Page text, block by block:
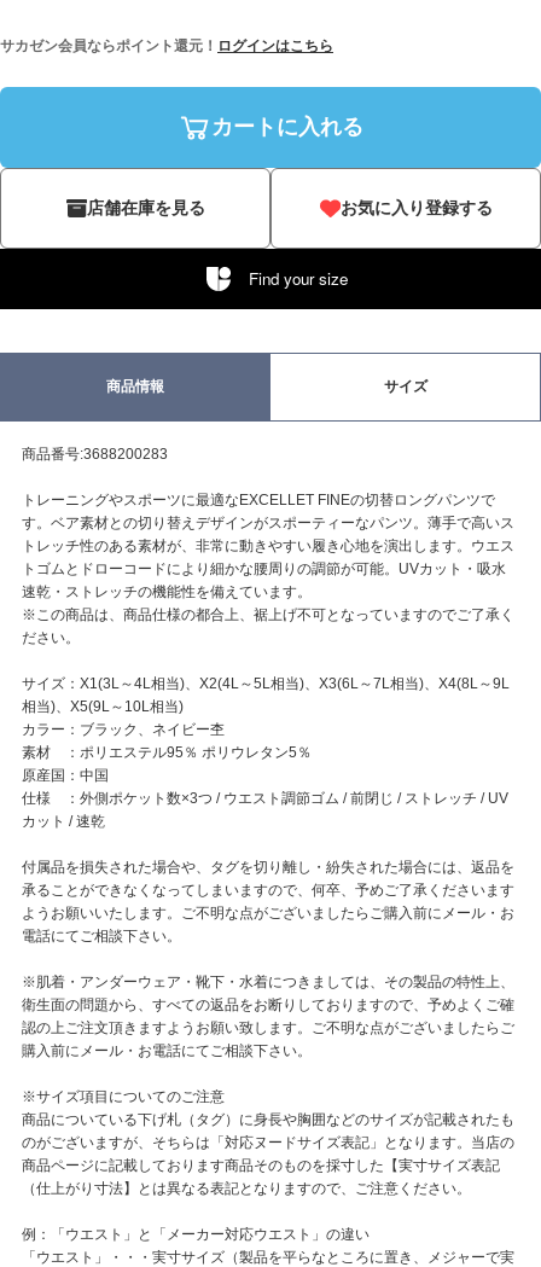
サカゼン会員ならポイント還元！ ログインはこちら
カートに入れる
店舗在庫を見る お気に入り登録する
Find your size
商品情報 サイズ
商品番号:3688200283
トレーニングやスポーツに最適なEXCELLET FINEの切替ロングパンツで
す。ベア素材との切り替えデザインがスポーティーなパンツ。薄手で高いス
トレッチ性のある素材が、非常に動きやすい履き心地を演出します。ウエス
トゴムとドローコードにより細かな腰周りの調節が可能。UVカット・吸水
速乾・ストレッチの機能性を備えています。
※この商品は、商品仕様の都合上、裾上げ不可となっていますのでご了承く
ださい。
サイズ：X1(3L～4L相当)、X2(4L～5L相当)、X3(6L～7L相当)、X4(8L～9L
相当)、X5(9L～10L相当)
カラー：ブラック、ネイビー杢
素材 ：ポリエステル95％ ポリウレタン5％
原産国：中国
仕様 ：外側ポケット数×3つ / ウエスト調節ゴム / 前閉じ / ストレッチ / UV
カット / 速乾
付属品を損失された場合や、タグを切り離し・紛失された場合には、返品を
承ることができなくなってしまいますので、何卒、予めご了承くださいます
ようお願いいたします。ご不明な点がございましたらご購入前にメール・お
電話にてご相談下さい。
※肌着・アンダーウェア・靴下・水着につきましては、その製品の特性上、
衛生面の問題から、すべての返品をお断りしておりますので、予めよくご確
認の上ご注文頂きますようお願い致します。ご不明な点がございましたらご
購入前にメール・お電話にてご相談下さい。
※サイズ項目についてのご注意
商品についている下げ札（タグ）に身長や胸囲などのサイズが記載されたも
のがございますが、そちらは「対応ヌードサイズ表記」となります。当店の
商品ページに記載しております商品そのものを採寸した【実寸サイズ表記
（仕上がり寸法】とは異なる表記となりますので、ご注意ください。
例：「ウエスト」と「メーカー対応ウエスト」の違い
「ウエスト」・・・実寸サイズ（製品を平らなところに置き、メジャーで実